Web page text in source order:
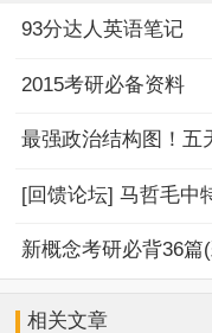
93分达人英语笔记
2015考研必备资料
[回馈论坛] 马哲毛中
新概念考研必背36
相关文章